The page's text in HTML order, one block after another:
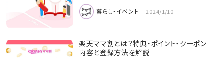
暮らし・イベント 2024/1/10
楽天ママ割とは？特典・ポイント・クーポン
内容と登録方法を解説